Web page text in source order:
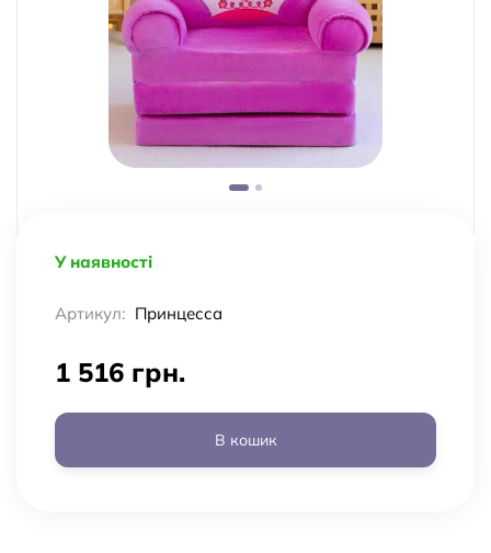
У наявності
Артикул: Принцесса
1 516 грн.
В кошик